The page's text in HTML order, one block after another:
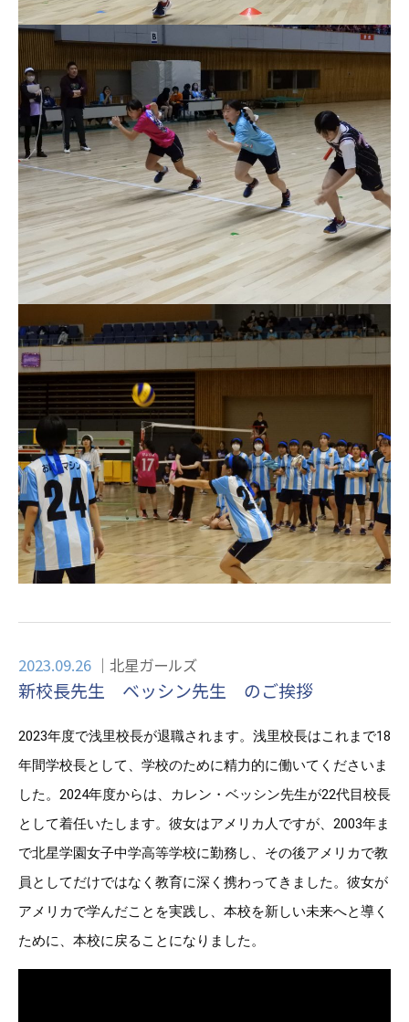
2023.09.26 北星ガールズ
新校長先生 ベッシン先生 のご挨拶
2023年度で浅里校長が退職されます。浅里校長はこれまで18
年間学校長として、学校のために精力的に働いてくださいま
した。2024年度からは、カレン・ベッシン先生が22代目校長
として着任いたします。彼女はアメリカ人ですが、2003年ま
で北星学園女子中学高等学校に勤務し、その後アメリカで教
員としてだけではなく教育に深く携わってきました。彼女が
アメリカで学んだことを実践し、本校を新しい未来へと導く
ために、本校に戻ることになりました。